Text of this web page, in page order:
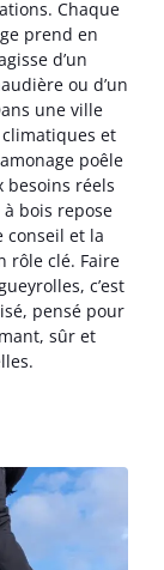
Chaque
prend en
d’un
ou d’un
une ville
et
poêle
besoins réels
à bois repose
conseil et la
rôle clé. Faire
c’est
pensé pour
sûr et